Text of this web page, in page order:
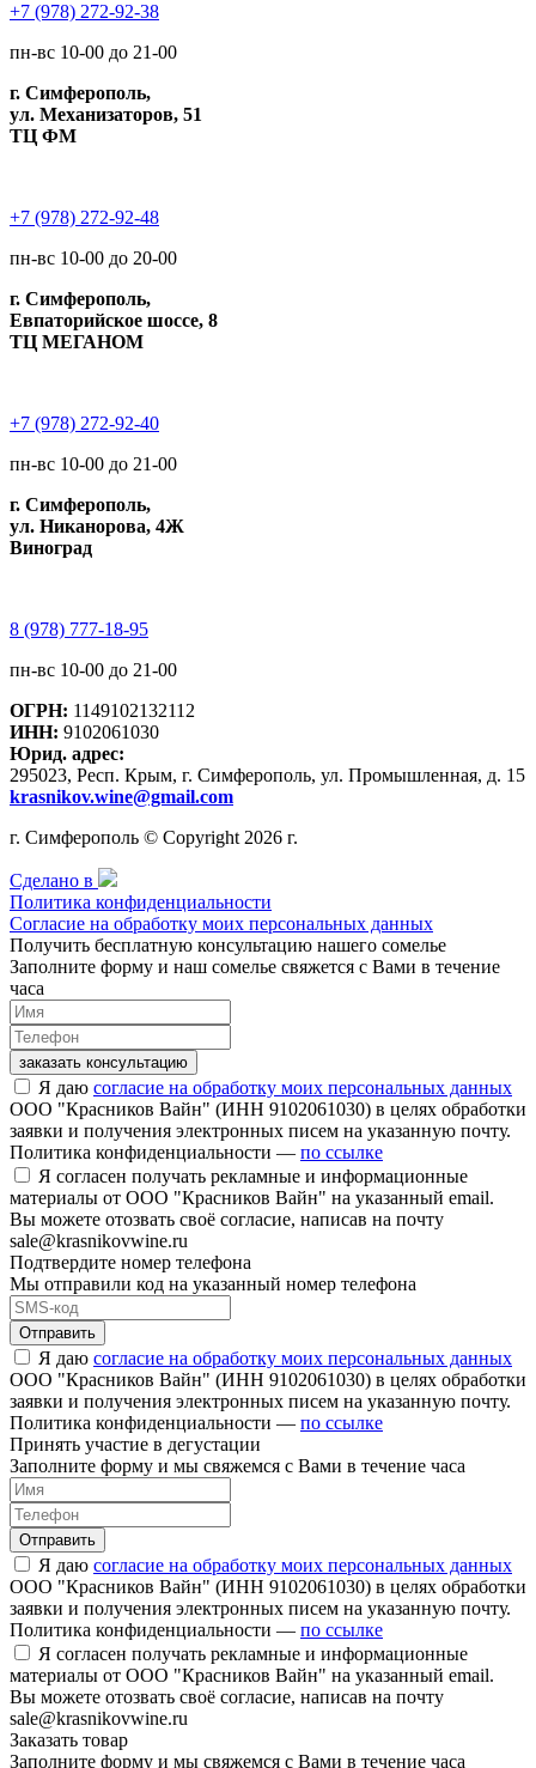
+7 (978) 272-92-38
пн-вс 10-00 до 21-00
г. Симферополь,
ул. Механизаторов, 51
ТЦ ФМ
+7 (978) 272-92-48
пн-вс 10-00 до 20-00
г. Симферополь,
Евпаторийское шоссе, 8
ТЦ МЕГАНОМ
+7 (978) 272-92-40
пн-вс 10-00 до 21-00
г. Симферополь,
ул. Никанорова, 4Ж
Виноград
8 (978) 777-18-95
пн-вс 10-00 до 21-00
ОГРН: 1149102132112
ИНН: 9102061030
Юрид. адрес:
295023, Респ. Крым, г. Симферополь, ул. Промышленная, д. 15
krasnikov.wine@gmail.com
г. Симферополь © Copyright 2026 г.
Сделано в
Политика конфиденциальности
Согласие на обработку моих персональных данных
Получить бесплатную консультацию нашего сомелье
Заполните форму и наш сомелье свяжется с Вами в течение
часа
заказать консультацию
Я даю согласие на обработку моих персональных данных
ООО "Красников Вайн" (ИНН 9102061030) в целях обработки
заявки и получения электронных писем на указанную почту.
Политика конфиденциальности — по ссылке
Я согласен получать рекламные и информационные
материалы от ООО "Красников Вайн" на указанный email.
Вы можете отозвать своё согласие, написав на почту
sale@krasnikovwine.ru
Подтвердите номер телефона
Мы отправили код на указанный номер телефона
Отправить
Я даю согласие на обработку моих персональных данных
ООО "Красников Вайн" (ИНН 9102061030) в целях обработки
заявки и получения электронных писем на указанную почту.
Политика конфиденциальности — по ссылке
Принять участие в дегустации
Заполните форму и мы свяжемся с Вами в течение часа
Отправить
Я даю согласие на обработку моих персональных данных
ООО "Красников Вайн" (ИНН 9102061030) в целях обработки
заявки и получения электронных писем на указанную почту.
Политика конфиденциальности — по ссылке
Я согласен получать рекламные и информационные
материалы от ООО "Красников Вайн" на указанный email.
Вы можете отозвать своё согласие, написав на почту
sale@krasnikovwine.ru
Заказать товар
Заполните форму и мы свяжемся с Вами в течение часа